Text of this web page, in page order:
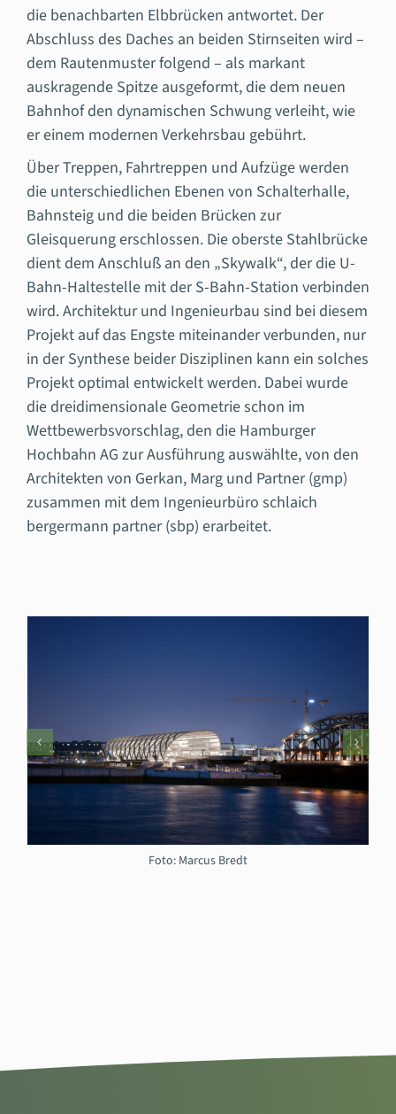
die benachbarten Elbbrücken antwortet. Der
Abschluss des Daches an beiden Stirnseiten wird –
dem Rautenmuster folgend – als markant
auskragende Spitze ausgeformt, die dem neuen
Bahnhof den dynamischen Schwung verleiht, wie
er einem modernen Verkehrsbau gebührt.
Über Treppen, Fahrtreppen und Aufzüge werden
die unterschiedlichen Ebenen von Schalterhalle,
Bahnsteig und die beiden Brücken zur
Gleisquerung erschlossen. Die oberste Stahlbrücke
dient dem Anschluß an den „Skywalk“, der die U-
Bahn-Haltestelle mit der S-Bahn-Station verbinden
wird. Architektur und Ingenieurbau sind bei diesem
Projekt auf das Engste miteinander verbunden, nur
in der Synthese beider Disziplinen kann ein solches
Projekt optimal entwickelt werden. Dabei wurde
die dreidimensionale Geometrie schon im
Wettbewerbsvorschlag, den die Hamburger
Hochbahn AG zur Ausführung auswählte, von den
Architekten von Gerkan, Marg und Partner (gmp)
zusammen mit dem Ingenieurbüro schlaich
bergermann partner (sbp) erarbeitet.
Foto: Marcus Bredt